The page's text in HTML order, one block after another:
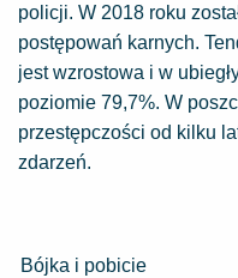
policji. W 2018 roku
postępowań karnych.
jest wzrostowa i w
poziomie 79,7%. W
przestępczości od kilku
zdarzeń.
Bójka i pobicie